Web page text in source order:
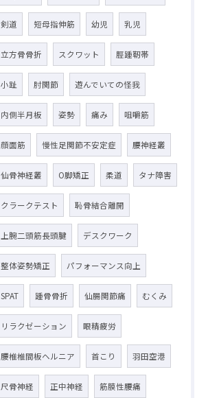
剣道 短母指伸筋 幼児 乳児
立方骨骨折 スクワット 脛踵靭帯
小趾 肘関節 遊んでいての怪我
内側半月板 姿勢 痛み 咀嚼筋
顔面筋 慢性足関節不安定症 腰神経叢
仙骨神経叢 O脚矯正 柔道 タナ障害
クラークテスト 恥骨結合離開
上腕二頭筋長頭腱 デスクワーク
整体姿勢矯正 パフォーマンス向上
SPAT 踵骨骨折 仙腸関節痛 むくみ
リラクゼーション 眼精疲労
腰椎椎間板ヘルニア 首こり 羽田空港
尺骨神経 正中神経 筋膜性腰痛